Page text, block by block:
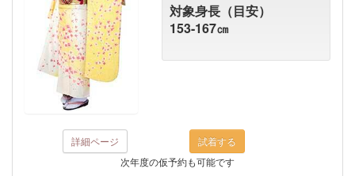
対象身長（目安）
153-167㎝
詳細ページ
次年度の仮予約も可能です